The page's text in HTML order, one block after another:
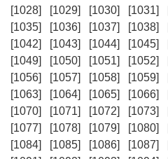
[1028]
[1029] [1030] [1031]
[1035]
[1036] [1037] [1038]
[1042]
[1043] [1044] [1045]
[1049]
[1050] [1051] [1052]
[1056]
[1057] [1058] [1059]
[1063]
[1064] [1065] [1066]
[1070]
[1071] [1072] [1073]
[1077]
[1078] [1079] [1080]
[1084]
[1085] [1086] [1087]